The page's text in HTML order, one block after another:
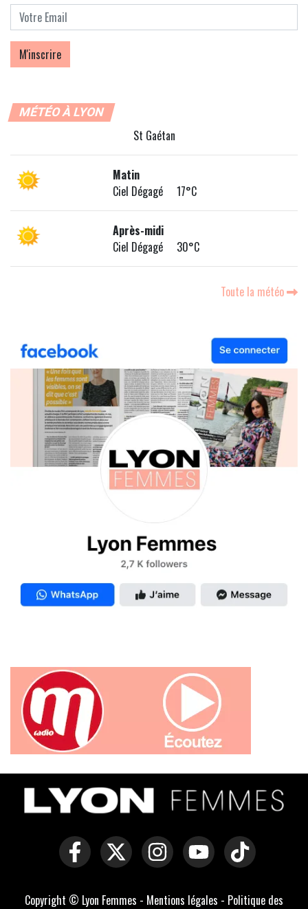
MÉTÉO À LYON
St Gaétan
Matin
Ciel Dégagé 17°C
Après-midi
Ciel Dégagé 30°C
Toute la météo
Copyright © Lyon Femmes - Mentions légales - Politique des